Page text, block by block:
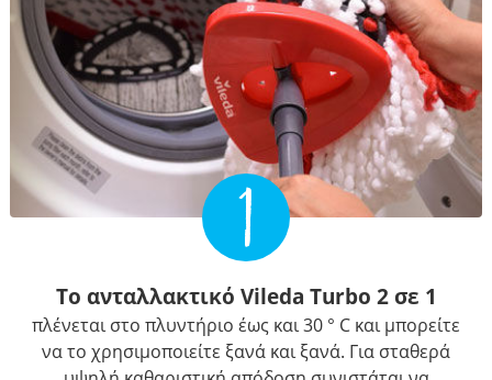
1
Το ανταλλακτικό Vileda Turbo 2 σε 1
πλένεται στο πλυντήριο έως και 30 ° C και μπορείτε
να το χρησιμοποιείτε ξανά και ξανά. Για σταθερά